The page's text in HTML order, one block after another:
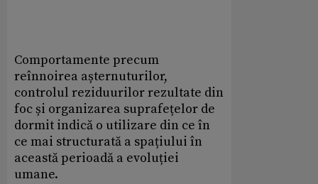
Comportamente precum
reînnoirea așternuturilor,
controlul reziduurilor rezultate din
foc și organizarea suprafețelor de
dormit indică o utilizare din ce în
ce mai structurată a spațiului în
această perioadă a evoluției
umane.